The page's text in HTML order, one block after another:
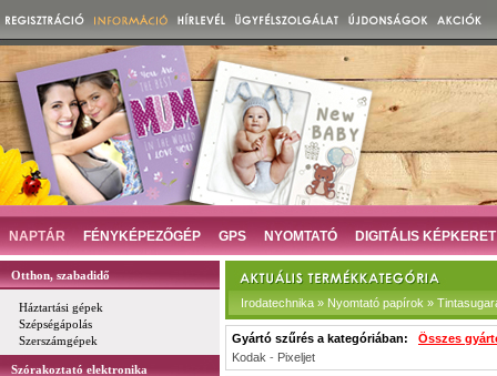
NAPTÁR FÉNYKÉPEZŐGÉP GPS NYOMTATÓ DIGITÁLIS KÉPKERET
Otthon, szabadidő
Háztartási gépek
Szépségápolás
Szerszámgépek
Szórakoztató elektronika
Irodatechnika » Nyomtató papírok »
Gyártó szűrés a kategóriában: Összes
Kodak - Pixeljet